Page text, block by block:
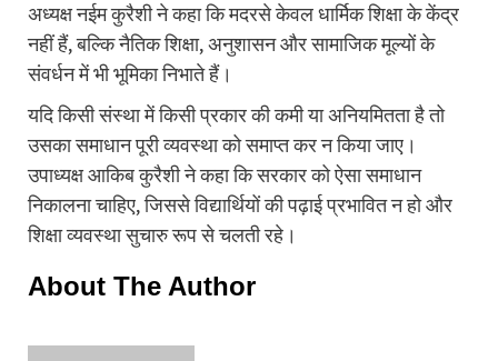
अध्यक्ष नईम कुरैशी ने कहा कि मदरसे केवल धार्मिक शिक्षा के केंद्र
नहीं हैं, बल्कि नैतिक शिक्षा, अनुशासन और सामाजिक मूल्यों के
संवर्धन में भी भूमिका निभाते हैं।
यदि किसी संस्था में किसी प्रकार की कमी या अनियमितता है तो
उसका समाधान पूरी व्यवस्था को समाप्त कर न किया जाए।
उपाध्यक्ष आकिब कुरैशी ने कहा कि सरकार को ऐसा समाधान
निकालना चाहिए, जिससे विद्यार्थियों की पढ़ाई प्रभावित न हो और
शिक्षा व्यवस्था सुचारु रूप से चलती रहे।
About The Author